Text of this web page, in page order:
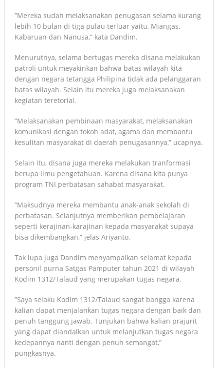
”Mereka sudah melaksanakan penugasan selama kurang
lebih 10 bulan di tiga pulau terluar yaitu, Miangas,
Kabaruan dan Nanusa,” kata Dandim.
Menurutnya, selama bertugas mereka disana melakukan
patroli untuk meyakinkan bahwa batas wilayah kita
dengan negara tetangga Philipina tidak ada pelanggaran
batas wilayah. Selain itu mereka juga melaksanakan
kegiatan teretorial.
”Melaksanakan pembinaan masyarakat, melaksanakan
komunikasi dengan tokoh adat, agama dan membantu
kesulitan masyarakat di daerah penugasannya,” ucapnya.
Selain itu, disana juga mereka melakukan tranformasi
berupa ilmu pengetahuan. Karena disana kita punya
program TNI perbatasan sahabat masyarakat.
”Maksudnya mereka membantu anak-anak sekolah di
perbatasan. Selanjutnya memberikan pembelajaran
seperti kerajinan-karajinan kepada masyarakat supaya
bisa dikembangkan,” jelas Ariyanto.
Tak lupa juga Dandim menyampaikan selamat kepada
personil purna Satgas Pamputer tahun 2021 di wilayah
Kodim 1312/Talaud yang merupakan tugas negara.
”Saya selaku Kodim 1312/Talaud sangat bangga karena
kalian dapat menjalankan tugas negara dengan baik dan
penuh tanggung jawab. Tunjukan bahwa kalian prajurit
yang dapat diandalkan untuk melanjutkan tugas negara
kedepannya nanti dengan penuh semangat,”
pungkasnya.